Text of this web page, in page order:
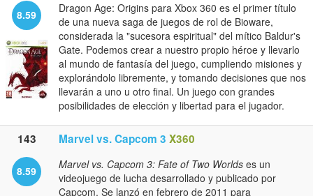
8.59
Dragon Age: Origins para Xbox 360 es el primer título
de una nueva saga de juegos de rol de Bioware,
considerada la "sucesora espiritual" del mítico Baldur's
Gate. Podemos crear a nuestro propio héroe y llevarlo
al mundo de fantasía del juego, cumpliendo misiones y
explorándolo libremente, y tomando decisiones que nos
llevarán a uno u otro final. Un juego con grandes
posibilidades de elección y libertad para el jugador.
143 Marvel vs. Capcom 3 X360
8.59 Marvel vs. Capcom 3: Fate of Two Worlds es un
videojuego de lucha desarrollado y publicado por
Capcom. Se lanzó en febrero de 2011 para